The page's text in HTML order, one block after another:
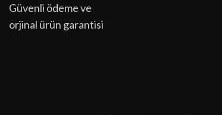
Güvenli ödeme ve
orjinal ürün garantisi